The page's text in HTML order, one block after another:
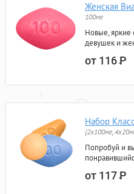
Женская
100мг
Новые,
девушек и
от 116Р
Набор
(2x100мг,
Попробуй и
от 117Р